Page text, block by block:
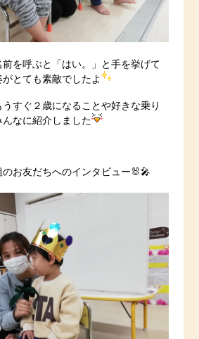
を呼ぶと「はい。」と手を挙げて
とても素敵でしたよ
すぐ２歳になることや好きな乗り
なに紹介しました
お友だちへのインタビュー🐰🎤